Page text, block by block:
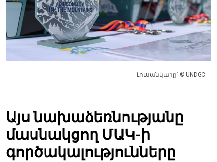
Լուսանկարը՝ © UNDGC
Այս նախաձեռնությանը
մասնակցող ՄԱԿ-ի
գործակալությունները